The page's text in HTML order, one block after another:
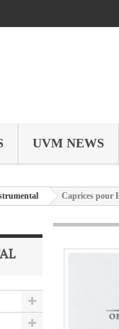
UVM NEWS
Caprices pour